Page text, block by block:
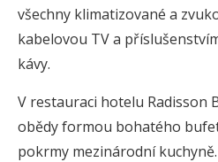
všechny klimatizované a
kabelovou TV a
kávy.
V restauraci hotelu Radisson
obědy formou bohatého
pokrmy mezinárodní